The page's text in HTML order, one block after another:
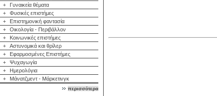
+
Γυναικεία θέματα
+
Φυσικές επιστήμες
+
Επιστημονική φαντασία
+
Οικολογία - Περιβάλλον
+
Κοινωνικές επιστήμες
+
Αστυνομικά και θρίλερ
+
Εφαρμοσμένες Επιστήμες
+
Ψυχαγωγία
+
Ημερολόγια
+
Μάνατζμεντ - Μάρκετινγκ
περισσότερα